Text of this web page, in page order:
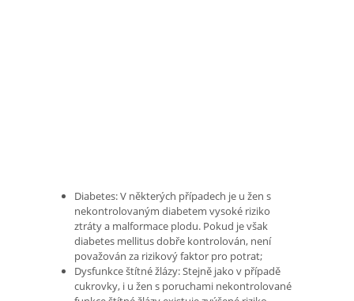
Diabetes: V některých případech je u žen s
nekontrolovaným diabetem vysoké riziko
ztráty a malformace plodu. Pokud je však
diabetes mellitus dobře kontrolován, není
považován za rizikový faktor pro potrat;
Dysfunkce štítné žlázy: Stejně jako v případě
cukrovky, i u žen s poruchami nekontrolované